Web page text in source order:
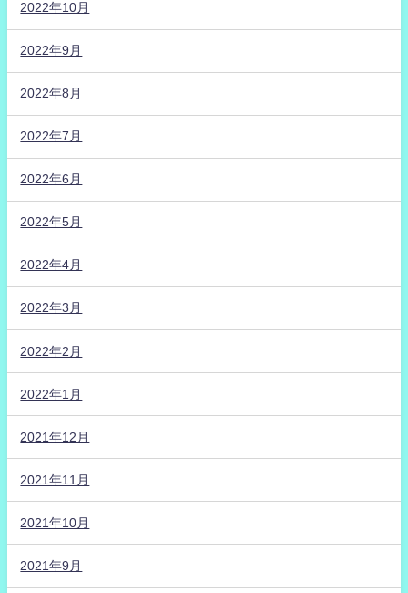
2022年10月
2022年9月
2022年8月
2022年7月
2022年6月
2022年5月
2022年4月
2022年3月
2022年2月
2022年1月
2021年12月
2021年11月
2021年10月
2021年9月